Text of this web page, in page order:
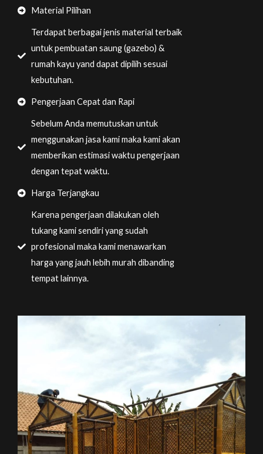
Material Pilihan
Terdapat berbagai jenis material terbaik
untuk pembuatan saung (gazebo) &
rumah kayu yand dapat dipilih sesuai
kebutuhan.
Pengerjaan Cepat dan Rapi
Sebelum Anda memutuskan untuk
menggunakan jasa kami maka kami akan
memberikan estimasi waktu pengerjaan
dengan tepat waktu.
Harga Terjangkau
Karena pengerjaan dilakukan oleh
tukang kami sendiri yang sudah
profesional maka kami menawarkan
harga yang jauh lebih murah dibanding
tempat lainnya.